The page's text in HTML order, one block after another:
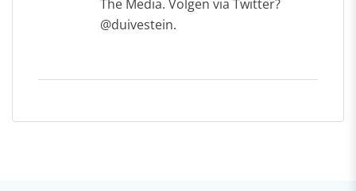
The Media. Volgen via Twitter?
@duivestein.